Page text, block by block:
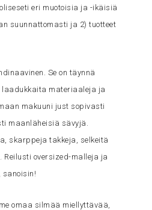
eri muotoisia ja -ikäisiä
suunnattomasti ja 2) tuotteet
Se on täynnä
laadukkaita materiaaleja ja
makuuni just sopivasti
maanläheisiä sävyjä.
skarppeja takkeja, selkeitä
Reilusti oversized-malleja ja
sanoisin!
omaa silmää miellyttävää,